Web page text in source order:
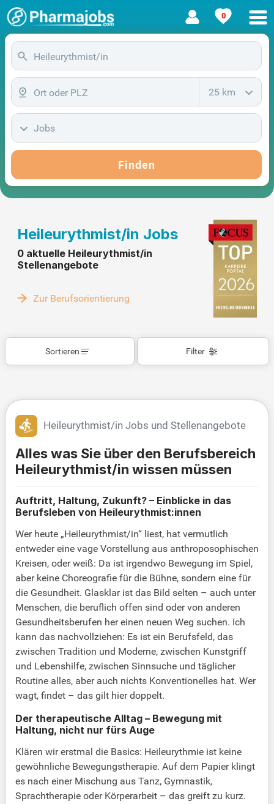
0
25 km
Jobs
Finden
Heileurythmist/in Jobs
0 aktuelle Heileurythmist/in
Stellenangebote
Zur Berufsorientierung
Filter
Sortieren
Heileurythmist/in Jobs und Stellenangebote
Alles was Sie über den Berufsbereich
Heileurythmist/in wissen müssen
Auftritt, Haltung, Zukunft? – Einblicke in das
Berufsleben von Heileurythmist:innen
Wer heute „Heileurythmist/in“ liest, hat vermutlich
entweder eine vage Vorstellung aus anthroposophischen
Kreisen, oder weiß: Da ist irgendwo Bewegung im Spiel,
aber keine Choreografie für die Bühne, sondern eine für
die Gesundheit. Glasklar ist das Bild selten – auch unter
Menschen, die beruflich offen sind oder von anderen
Gesundheitsberufen her einen neuen Weg suchen. Ich
kann das nachvollziehen: Es ist ein Berufsfeld, das
zwischen Tradition und Moderne, zwischen Kunstgriff
und Lebenshilfe, zwischen Sinnsuche und täglicher
Routine alles, aber auch nichts Konventionelles hat. Wer
wagt, findet – das gilt hier doppelt.
Der therapeutische Alltag – Bewegung mit
Haltung, nicht nur fürs Auge
Klären wir erstmal die Basics: Heileurythmie ist keine
gewöhnliche Bewegungstherapie. Auf dem Papier klingt
es nach einer Mischung aus Tanz, Gymnastik,
Sprachtherapie oder Körperarbeit – das greift zu kurz.